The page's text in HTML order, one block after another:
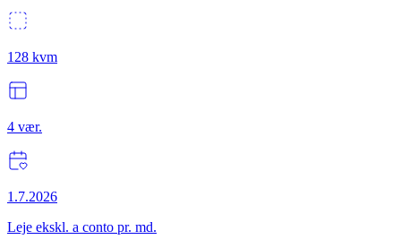
128 kvm
4 vær.
1.7.2026
Leje ekskl. a conto pr. md.